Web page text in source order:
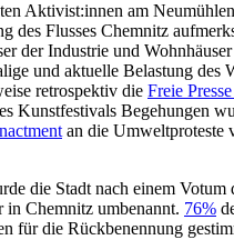
Aktivist:innen am
des Flusses Chemnitz
der Industrie und
und aktuelle Belastung des
retrospektiv die Freie
Kunstfestivals Begehungen
an die Umweltproteste
die Stadt nach einem Votum
Chemnitz umbenannt. 76%
für die Rückbenennung